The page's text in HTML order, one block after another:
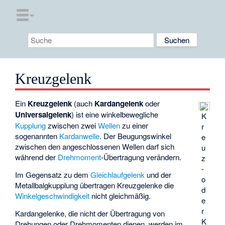
Kreuzgelenk
K
r
e
u
z
-
o
d
e
r
K
Ein Kreuzgelenk (auch Kardangelenkoder
Universalgelenk) ist eine winkelbewegliche
Kupplungzwischen zweiWellenzu einer
sogenannten Kardanwelle. Der Beugungswinkel
zwischen den angeschlossenen Wellen darf sich
während der Drehmoment-Übertragung verändern.
Im Gegensatz zu demGleichlaufgelenk und der
Metallbalgkupplung übertragen Kreuzgelenke die
Winkelgeschwindigkeit nicht gleichmäßig.
Kardangelenke, die nicht der Übertragung von